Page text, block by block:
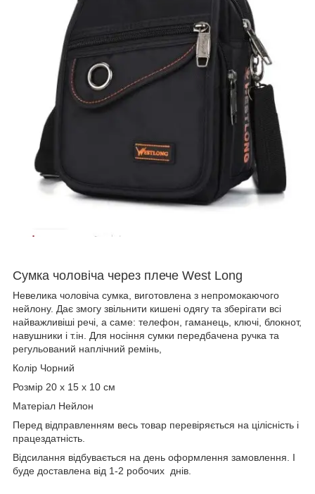
Сумка чоловіча через плече West Long
Невелика чоловіча сумка, виготовлена з непромокаючого
нейлону. Дає змогу звільнити кишені одягу та зберігати всі
найважливіші речі, а саме: телефон, гаманець, ключі, блокнот,
навушники і т.ін. Для носіння сумки передбачена ручка та
регульований наплічний ремінь,
Колір Чорний
Розмір 20 х 15 х 10 см
Матеріал Нейлон
Перед відправленням весь товар перевіряється на цілісність і
працездатність.
Відсилання відбувається на день оформлення замовлення. І
буде доставлена від 1-2 робочих днів.